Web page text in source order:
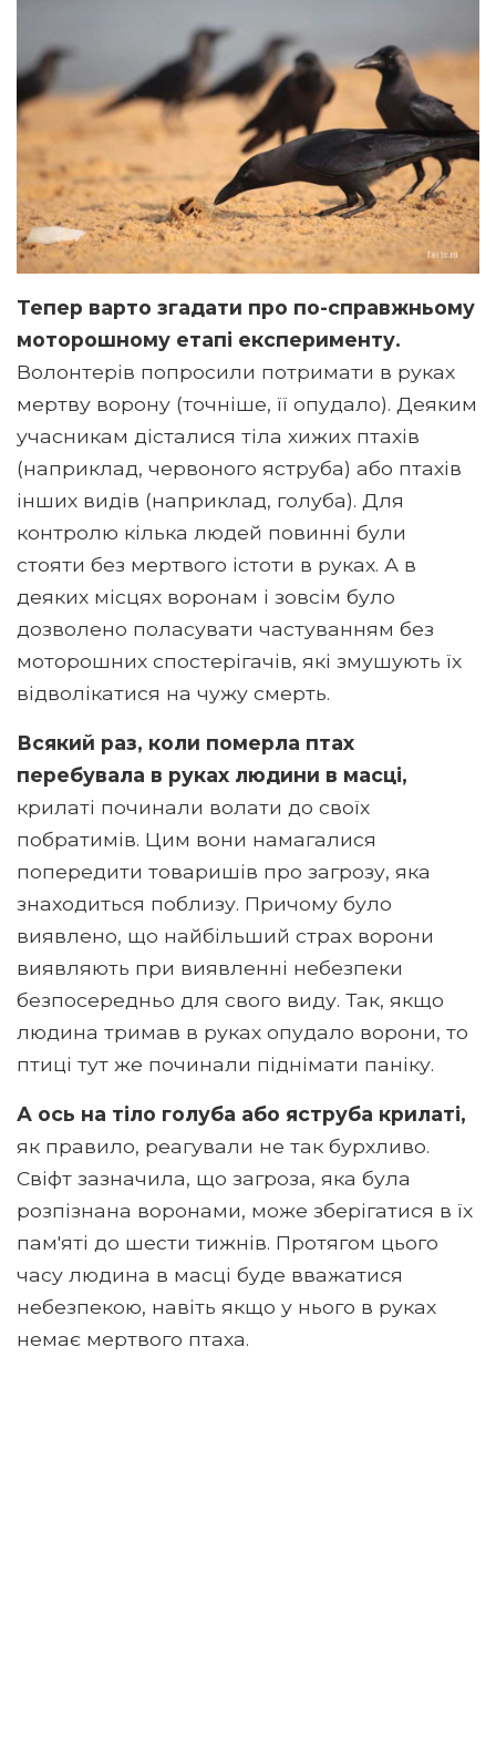
Тепер варто згадати про по-справжньому
моторошному етапі експерименту.
Волонтерів попросили потримати в руках
мертву ворону (точніше, її опудало). Деяким
учасникам дісталися тіла хижих птахів
(наприклад, червоного яструба) або птахів
інших видів (наприклад, голуба). Для
контролю кілька людей повинні були
стояти без мертвого істоти в руках. А в
деяких місцях воронам і зовсім було
дозволено поласувати частуванням без
моторошних спостерігачів, які змушують їх
відволікатися на чужу смерть.
Всякий раз, коли померла птах
перебувала в руках людини в масці,
крилаті починали волати до своїх
побратимів. Цим вони намагалися
попередити товаришів про загрозу, яка
знаходиться поблизу. Причому було
виявлено, що найбільший страх ворони
виявляють при виявленні небезпеки
безпосередньо для свого виду. Так, якщо
людина тримав в руках опудало ворони, то
птиці тут же починали піднімати паніку.
А ось на тіло голуба або яструба крилаті,
як правило, реагували не так бурхливо.
Свіфт зазначила, що загроза, яка була
розпізнана воронами, може зберігатися в їх
пам'яті до шести тижнів. Протягом цього
часу людина в масці буде вважатися
небезпекою, навіть якщо у нього в руках
немає мертвого птаха.